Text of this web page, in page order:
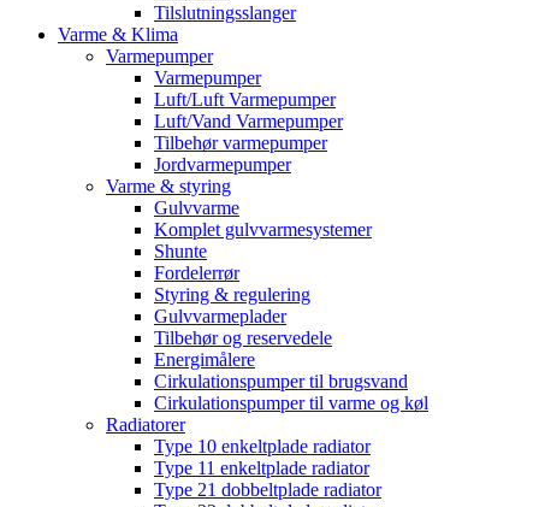
Tilslutningsslanger
Varme & Klima
Varmepumper
Varmepumper
Luft/Luft Varmepumper
Luft/Vand Varmepumper
Tilbehør varmepumper
Jordvarmepumper
Varme & styring
Gulvvarme
Komplet gulvvarmesystemer
Shunte
Fordelerrør
Styring & regulering
Gulvvarmeplader
Tilbehør og reservedele
Energimålere
Cirkulationspumper til brugsvand
Cirkulationspumper til varme og køl
Radiatorer
Type 10 enkeltplade radiator
Type 11 enkeltplade radiator
Type 21 dobbeltplade radiator